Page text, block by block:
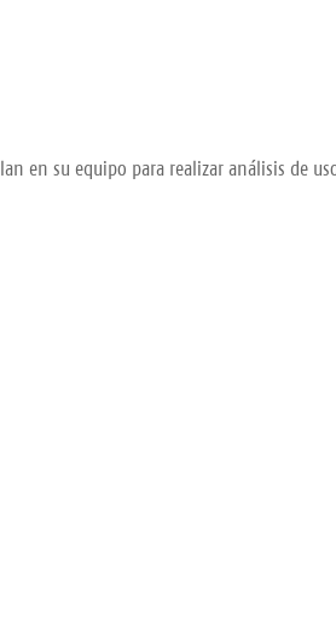
en su equipo para realizar análisis de